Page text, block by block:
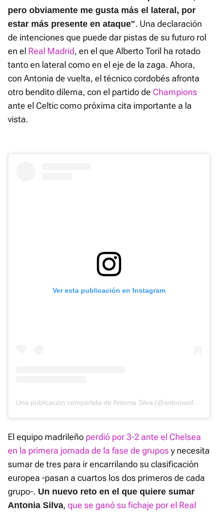
pero obviamente me gusta más el lateral, por
estar más presente en ataque". Una declaración
de intenciones que puede dar pistas de su futuro rol
en el Real Madrid, en el que Alberto Toril ha rotado
tanto en lateral como en el eje de la zaga. Ahora,
con Antonia de vuelta, el técnico cordobés afronta
otro bendito dilema, con el partido de Champions
ante el Celtic como próxima cita importante a la
vista.
Ver esta publicación en Instagram
Una publicación compartida de Antonia Silva (@antoniasilva_03)
El equipo madrileño perdió por 3-2 ante el Chelsea
en la primera jornada de la fase de gruposy necesita
sumar de tres para ir encarrilando su clasificación
europea -pasan a cuartos los dos primeros de cada
grupo-. Un nuevo reto en el que quiere sumar
Antonia Silva, que se ganó su fichaje por el Real